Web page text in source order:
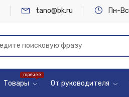
tano@bk.ru Пн-
Товары От руководителя